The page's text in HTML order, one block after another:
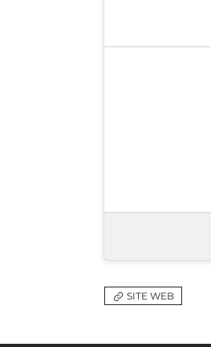
SITE WEB